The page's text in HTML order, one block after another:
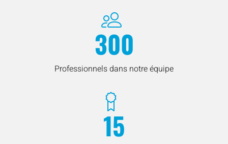
300
Professionnels dans notre équipe
15